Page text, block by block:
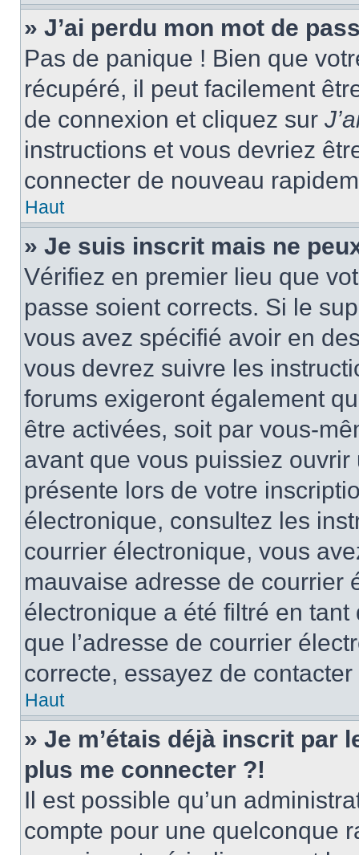
» J’ai perdu mon mot de
Pas de panique ! Bien que
récupéré, il peut facilement
de connexion et cliquez sur
instructions et vous devriez
connecter de nouveau
Haut
» Je suis inscrit mais ne
Vérifiez en premier lieu que
passe soient corrects. Si le
vous avez spécifié avoir en
vous devrez suivre les
forums exigeront également
être activées, soit par vous-
avant que vous puissiez
présente lors de votre
électronique, consultez les
courrier électronique, vous
mauvaise adresse de courrier
électronique a été filtré en
que l’adresse de courrier
correcte, essayez de
Haut
» Je m’étais déjà inscrit par
plus me connecter ?!
Il est possible qu’un
compte pour une quelconque